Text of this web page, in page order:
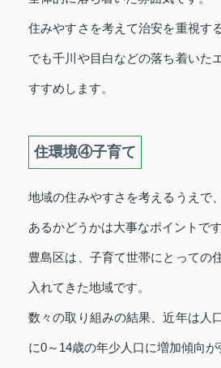
住みやすさを考えて治安を重視す
でも千川や目白などの落ち着いた
すすめします。
住環境④子育て
地域の住みやすさを考えるうえで
あるかどうかは大事なポイントです
豊島区は、子育て世帯にとっての
入れてきた地域です。
数々の取り組みの結果、近年は人
に0～14歳の年少人口に増加傾向が